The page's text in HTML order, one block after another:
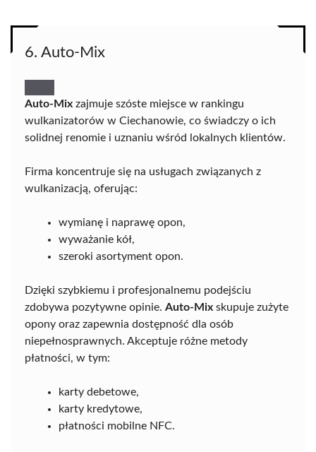
6. Auto-Mix
Auto-Mix zajmuje szóste miejsce w rankingu
wulkanizatorów w Ciechanowie, co świadczy o ich
solidnej renomie i uznaniu wśród lokalnych klientów.
Firma koncentruje się na usługach związanych z
wulkanizacją, oferując:
wymianę i naprawę opon,
wyważanie kół,
szeroki asortyment opon.
Dzięki szybkiemu i profesjonalnemu podejściu
zdobywa pozytywne opinie. Auto-Mix skupuje zużyte
opony oraz zapewnia dostępność dla osób
niepełnosprawnych. Akceptuje różne metody
płatności, w tym:
karty debetowe,
karty kredytowe,
płatności mobilne NFC.